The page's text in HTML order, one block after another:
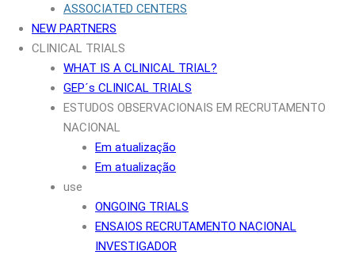
ASSOCIATED CENTERS
NEW PARTNERS
CLINICAL TRIALS
WHAT IS A CLINICAL TRIAL?
GEP´s CLINICAL TRIALS
ESTUDOS OBSERVACIONAIS EM RECRUTAMENTO
NACIONAL
Em atualização
Em atualização
use
ONGOING TRIALS
ENSAIOS RECRUTAMENTO NACIONAL
INVESTIGADOR